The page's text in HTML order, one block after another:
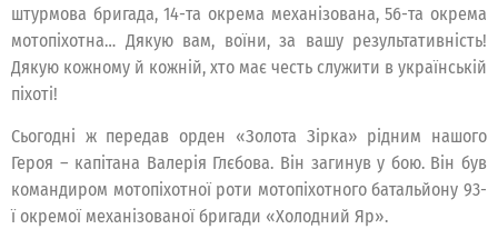
штурмова бригада, 14-та окрема механізована, 56-та окрема
мотопіхотна… Дякую вам, воїни, за вашу результативність!
Дякую кожному й кожній, хто має честь служити в українській
піхоті!
Сьогодні ж передав орден «Золота Зірка» рідним нашого
Героя – капітана Валерія Глєбова. Він загинув у бою. Він був
командиром мотопіхотної роти мотопіхотного батальйону 93-
ї окремої механізованої бригади «Холодний Яр».